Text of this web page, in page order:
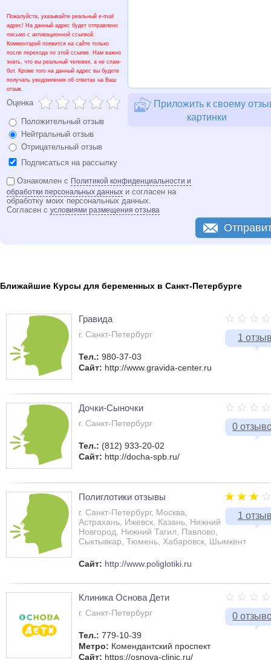
Пожалуйста, указывайте реальный e-mail
адрес! На данный адрес будет отправлено
письмо с активационной ссылкой.
Комментарий появится на сайте только
после перехода по этой ссылке. Нам важно
знать, что вы реальный человек, а не спам-
бот. Кроме того на данный адрес вы будете
получать уведомления об ответах на Ваш
отзыв.
Оценка
Положительный отзыв
Нейтральный отзыв
Отрицательный отзыв
Подписаться на рассылку
Приложить к своему
картинки
Ознакомлен с Политикой конфиденциальности и
обработки персональных данных и согласен на
обработку моих персональных данных.
Согласен с условиями размещения отзыва
Ближайшие Курсы для беременных в Санкт-Петербурге
1
Гравида
г. Санкт-Петербург
Тел.: 980-37-03
Сайт: http://www.gravida-center.ru
0
Дочки-Сыночки
г. Санкт-Петербург
Тел.: (812) 933-20-02
Сайт: http://docha-spb.ru/
1
Полиглотики отзывы
г. Санкт-Петербург, Москва,
Астрахань, Ижевск, Казань, Нижний
Новгород, Нижний Тагил, Павлово,
Сыктывкар, Тюмень, Хабаровск, Шымкент
Сайт: http://www.poliglotiki.ru
0
Клиника Основа Дети
г. Санкт-Петербург
Тел.: 779-10-39
Метро: Комендантский проспект
Сайт: https://osnova-clinic.ru/